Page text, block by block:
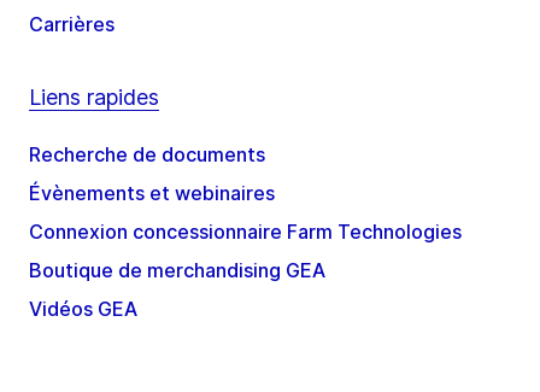
Carrières
Liens rapides
Recherche de documents
Évènements et webinaires
Connexion concessionnaire Farm Technologies
Boutique de merchandising GEA
Vidéos GEA